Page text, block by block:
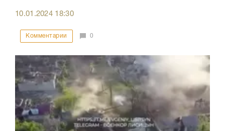
10.01.2024 18:30
Комментарии 0